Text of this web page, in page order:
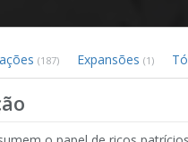
(187) Expansões (1)